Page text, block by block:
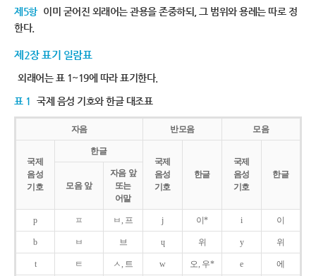
제5항 이미 굳어진 외래어는 관용을 존중하되, 그 범위와 용례는 따로 정
한다.
제2장 표기 일람표
외래어는 표 1~19에 따라 표기한다.
표 1 국제 음성 기호와 한글 대조표
자음 반모음 모음
국제
음성
기호
한글
국제
음성
기호
한글
국제
음성
기호
한글
모음 앞
자음 앞
또는
어말
p ㅍ ㅂ, 프 j 이* i 이
b ㅂ 브 ɥ 위 y 위
t ㅌ ㅅ, 트 w 오, 우* e 에